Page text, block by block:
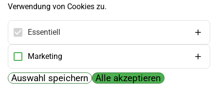
Hilfe
Kundenservice
Widerrufsbelehrung
Versandkosten
Zahlungsmöglichkeiten
Verwendung von Cookies zu.
Essentiell
Marketing
Auswahl speichern Alle akzeptieren